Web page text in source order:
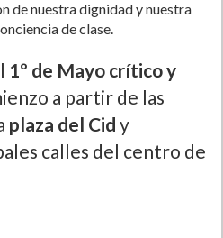
de nuestra dignidad y nuestra
de clase.
1º de Mayo crí­tico y
a partir de las
plaza del Cid y
calles del centro de